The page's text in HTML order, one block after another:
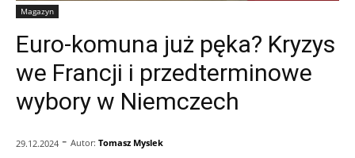
Magazyn
Euro-komuna już pęka? Kryzys
we Francji i przedterminowe
wybory w Niemczech
29.12.2024 - Autor: Tomasz Myslek